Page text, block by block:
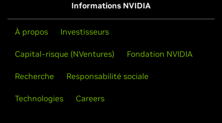
Informations NVIDIA
À propos Investisseurs
Capital-risque (NVentures) Fondation NVIDIA
Recherche Responsabilité sociale
Technologies Careers